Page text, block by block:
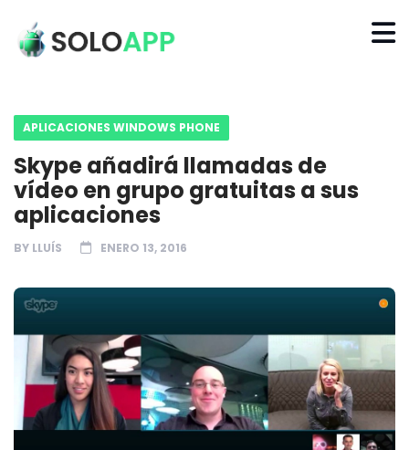
APLICACIONES WINDOWS PHONE
Skype añadirá llamadas de
vídeo en grupo gratuitas a sus
aplicaciones
BY LLUÍS ENERO 13, 2016